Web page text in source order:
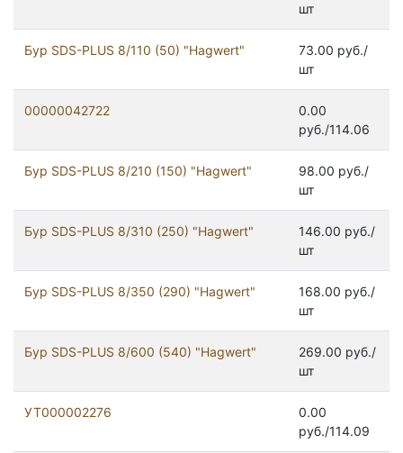
шт
Бур SDS-PLUS 8/110 (50) "Hagwert"
73.00 руб./
шт
00000042722
0.00
руб./114.06
Бур SDS-PLUS 8/210 (150) "Hagwert"
98.00 руб./
шт
Бур SDS-PLUS 8/310 (250) "Hagwert"
146.00 руб./
шт
Бур SDS-PLUS 8/350 (290) "Hagwert"
168.00 руб./
шт
Бур SDS-PLUS 8/600 (540) "Hagwert"
269.00 руб./
шт
УТ000002276
0.00
руб./114.09